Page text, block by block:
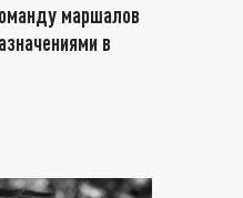
маршалов
в